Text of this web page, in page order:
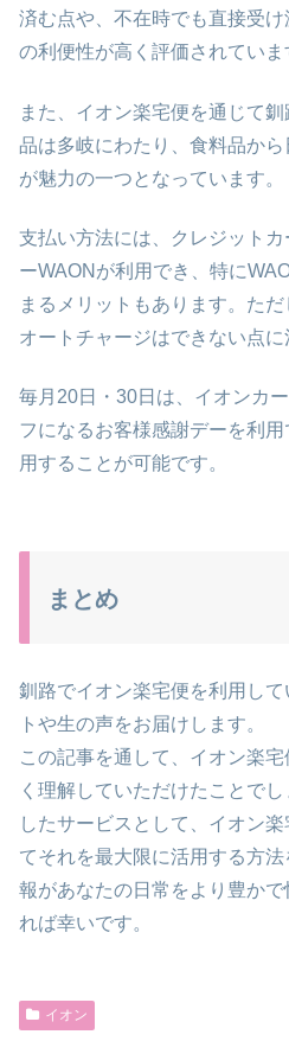
済む点や、不在時でも直接受
の利便性が高く評価されていま
また、イオン楽宅便を通じて
品は多岐にわたり、食料品か
が魅力の一つとなっています。
支払い方法には、クレジット
ーWAONが利用でき、特に
まるメリットもあります。た
オートチャージはできない点に
毎月20日・30日は、イオンカ
フになるお客様感謝デーを利
用することが可能です。
まとめ
釧路でイオン楽宅便を利用し
トや生の声をお届けします。
この記事を通して、イオン楽
く理解していただけたことで
したサービスとして、イオン
てそれを最大限に活用する方
報があなたの日常をより豊か
れば幸いです。
イオン